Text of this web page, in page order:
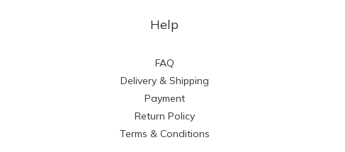
Help
FAQ
Delivery & Shipping
Payment
Return Policy
Terms & Conditions